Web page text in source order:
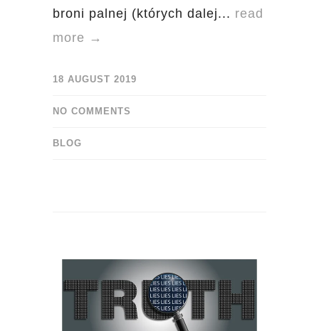
broni palnej (których dalej... read
more →
18 AUGUST 2019
NO COMMENTS
BLOG